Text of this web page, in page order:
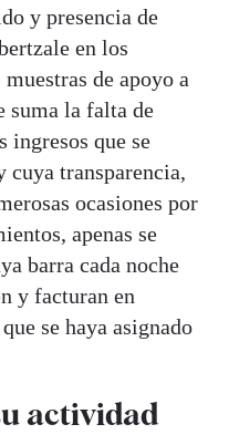
y presencia de
en los
de apoyo a
suma la falta de
ingresos que se
cuya transparencia,
ocasiones por
apenas se
barra cada noche
y facturan en
se haya asignado
actividad